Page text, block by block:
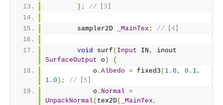
};
//【3】
        sampler2D
_MainTex ; //【4】
void surf ( Input IN ,
SurfaceOutput o )
{
            o
. Albedo = fixed3 ( 1.0 , 0.1,
1.0 );
//【5】
            o
. Normal =
UnpackNormal ( tex2D( _MainTex ,